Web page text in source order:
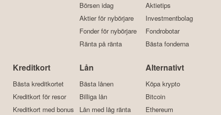
Börsen idag
Aktier för nybörjare
Fonder för nybörjare
Ränta på ränta
Aktietips
Investmentbolag
Fondrobotar
Bästa fonderna
Kreditkort
Bästa kreditkortet
Kreditkort för resor
Kreditkort med bonus
Lån
Bästa lånen
Billiga lån
Lån med låg ränta
Alternativt
Köpa krypto
Bitcoin
Ethereum